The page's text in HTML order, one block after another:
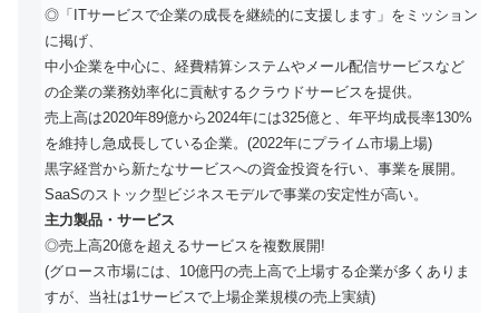
◎「ITサービスで企業の成長を継続的に支援します」をミッション
に掲げ、
中小企業を中心に、経費精算システムやメール配信サービスなど
の企業の業務効率化に貢献するクラウドサービスを提供。
売上高は2020年89億から2024年には325億と、年平均成長率130%
を維持し急成長している企業。(2022年にプライム市場上場)
黒字経営から新たなサービスへの資金投資を行い、事業を展開。
SaaSのストック型ビジネスモデルで事業の安定性が高い。
主力製品・サービス
◎売上高20億を超えるサービスを複数展開!
(グロース市場には、10億円の売上高で上場する企業が多くありま
すが、当社は1サービスで上場企業規模の売上実績)